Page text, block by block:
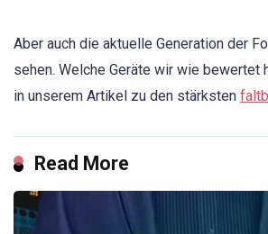
Aber auch die aktuelle Generation der
sehen. Welche Geräte wir wie bewertet
in unserem Artikel zu den stärksten
Read More